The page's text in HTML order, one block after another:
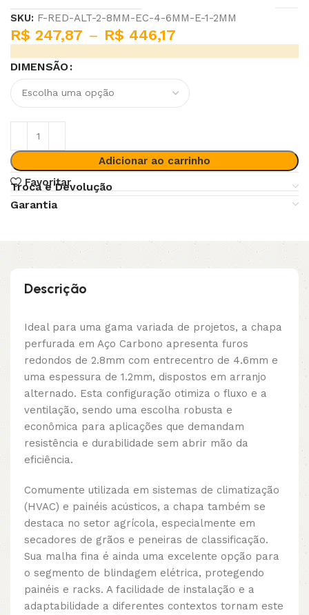
SKU: F-RED-ALT-2-8MM-EC-4-6MM-E-1-2MM
R$ 247,87 – R$ 446,17
DIMENSÃO
Adicionar ao carrinho
Favoritar
Troca e Devolução
Garantia
Descrição
Ideal para uma gama variada de projetos, a chapa
perfurada em Aço Carbono apresenta furos
redondos de 2.8mm com entrecentro de 4.6mm e
uma espessura de 1.2mm, dispostos em arranjo
alternado. Esta configuração otimiza o fluxo e a
ventilação, sendo uma escolha robusta e
econômica para aplicações que demandam
resistência e durabilidade sem abrir mão da
eficiência.
Comumente utilizada em sistemas de climatização
(HVAC) e painéis acústicos, a chapa também se
destaca no setor agrícola, especialmente em
secadores de grãos e peneiras de classificação.
Sua malha fina é ainda uma excelente opção para
o segmento de blindagem elétrica, protegendo
painéis e racks. A facilidade de instalação e a
adaptabilidade a diferentes contextos tornam este